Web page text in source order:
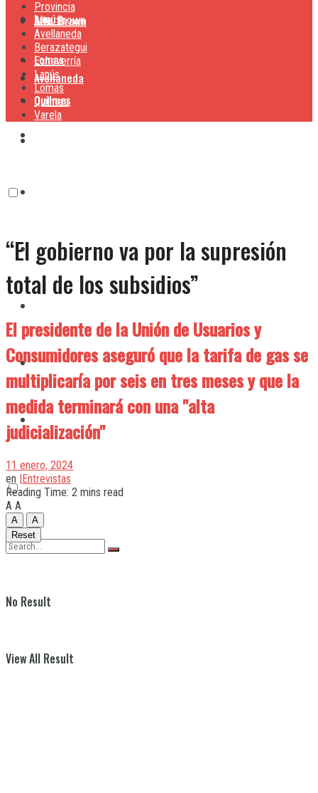
Lanús
Lomas
Quilmes
Alte. Brown
Avellaneda
Lanús
Quilmes
No Result
View All Result
Provincia
Alte. Brown
Avellaneda
Berazategui
Echeverría
Lanús
Lomas
Quilmes
Varela
“El gobierno va por la supresión
total de los subsidios”
El presidente de la Unión de Usuarios y
Consumidores aseguró que la tarifa de gas se
multiplicaría por seis en tres meses y que la
medida terminará con una "alta
judicialización"
11 enero, 2024
en |Entrevistas
Reading Time: 2 mins read
A A
A
A
Reset